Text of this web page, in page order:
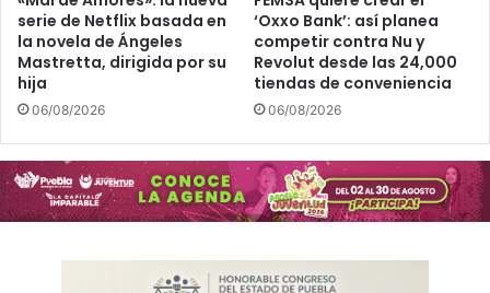
serie de Netflix basada en
la novela de Ángeles
Mastretta, dirigida por su
hija
06/08/2026
‘Oxxo Bank’: así planea
competir contra Nu y
Revolut desde las 24,000
tiendas de conveniencia
06/08/2026